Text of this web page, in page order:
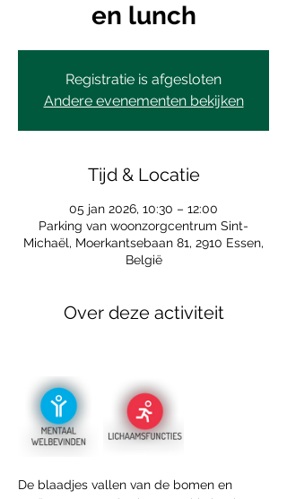
en lunch
Registratie is afgesloten
Andere evenementen bekijken
Tijd & Locatie
05 jan 2026, 10:30 – 12:00
Parking van woonzorgcentrum Sint-
Michaël, Moerkantsebaan 81, 2910 Essen,
België
Over deze activiteit
De blaadjes vallen van de bomen en